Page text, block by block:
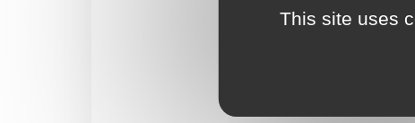
This site uses